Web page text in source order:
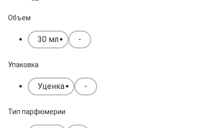
Объем
30 мл -
Упаковка
Уценка -
Тип парфюмерии